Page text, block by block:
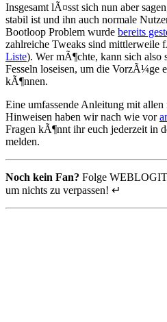
Insgesamt lÃ¤sst sich nun aber
stabil ist und ihn auch normale
Bootloop Problem wurde bereits
zahlreiche Tweaks sind
Liste). Wer mÃ¶chte, kann sich also
Fesseln loseisen, um die VorzÃ¼ge
kÃ¶nnen.
Eine umfassende Anleitung mit
Hinweisen haben wir nach wie vor
Fragen kÃ¶nnt ihr euch jederzeit in
melden.
Noch kein Fan? Folge
um nichts zu verpassen! ↵